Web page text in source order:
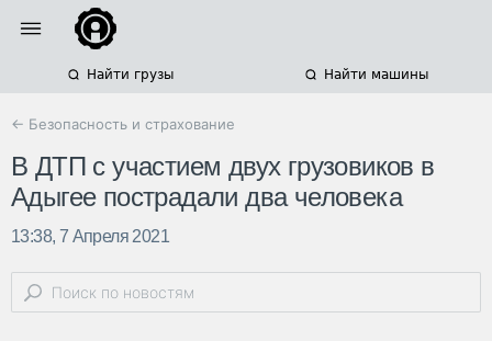
Найти грузы Найти машины
← Безопасность и страхование
В ДТП с участием двух грузовиков в
Адыгее пострадали два человека
13:38, 7 Апреля 2021